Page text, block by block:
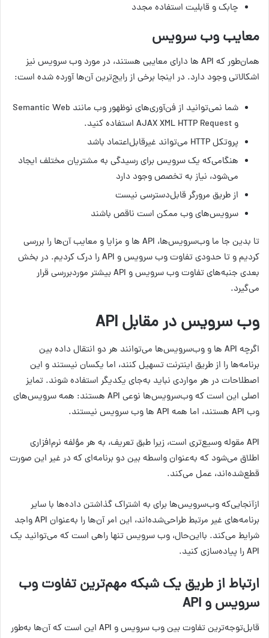
چابک و قابلیت استفاده مجدد
معایب وب سرویس
همان‌طور که API ها دارای معایبی هستند، در مورد وب سرویس نیز
اشکالاتی وجود دارد. در اینجا برخی از رایج‌ترین آن‌ها آورده شده است:
شما نمی‌توانید از فن‌آوری‌های نوظهور وب مانند Semantic Web
و AJAX XML HTTP Request استفاده کنید.
پروتکل HTTP می‌تواند غیرقابل‌اعتماد باشد
هنگامی‌که یک سرویس برای رسیدگی به مشتریان مختلف ایجاد
می‌شود، نیاز به تخصص وجود دارد
از طریق مرورگر قابل‌دسترسی نیست
سرویس‌های وب ممکن است ناقص باشند
تا بدین جا ما وب‌سرویس‌ها، API ها و مزایا و معایب آن‌ها را بررسی
کردیم و تا حدودی تفاوت وب سرویس و API را درک کردیم. در بخش
بعدی جنبه‌های تفاوت وب سرویس و API بیشتر موردبررسی قرار
می‌گیرد.
وب سرویس در مقابل API
اگرچه API ها و وب‌سرویس‌ها می‌توانند هر دو انتقال داده بین
برنامه‌ها را از طریق اینترنت تسهیل کنند، اما یکسان نیستند و این
اصطلاحات در هر مواردی نباید به‌جای یکدیگر استفاده شوند. تمایز
اصلی این است که وب‌سرویس‌ها نوعی API هستند: همه سرویس‌های
وب API هستند، اما همه API ها وب سرویس نیستند.
API مقوله وسیع‌تری است، زیرا طبق تعریف، به هر مؤلفه نرم‌افزاری
اطلاق می‌شود که به‌عنوان واسطه بین دو برنامه‌ای که در غیر این صورت
قطع‌شده‌اند، عمل می‌کند.
ازآنجایی‌که وب‌سرویس‌ها برای به اشتراک گذاشتن داده‌ها با سایر
برنامه‌های غیر مرتبط طراحی‌شده‌اند، این امر آن‌ها را به‌عنوان API واجد
شرایط می‌کند. بااین‌حال، وب سرویس تنها راهی است که می‌توانید یک
API را پیاده‌سازی کنید.
ارتباط از طریق یک شبکه مهم‌ترین تفاوت وب
سرویس و API
قابل‌توجه‌ترین تفاوت بین وب سرویس و API این است که آن‌ها به‌طور